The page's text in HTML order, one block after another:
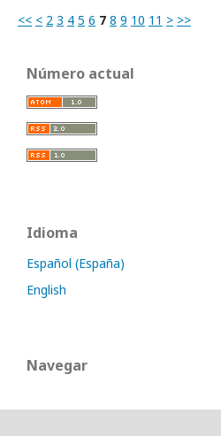
<< < 2 3 4 5 6 7 8 9 10 11 > >>
Número actual
Idioma
Español (España)
English
Navegar